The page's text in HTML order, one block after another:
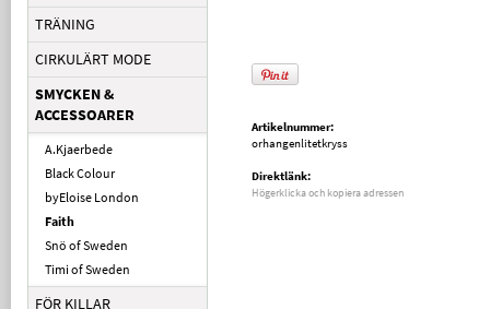
TRÄNING
CIRKULÄRT MODE
SMYCKEN &
ACCESSOARER
A.Kjaerbede
Black Colour
byEloise London
Faith
Snö of Sweden
Timi of Sweden
FÖR KILLAR
Artikelnummer:
orhangenlitetkryss
Direktlänk:
Högerklicka och kopiera adressen